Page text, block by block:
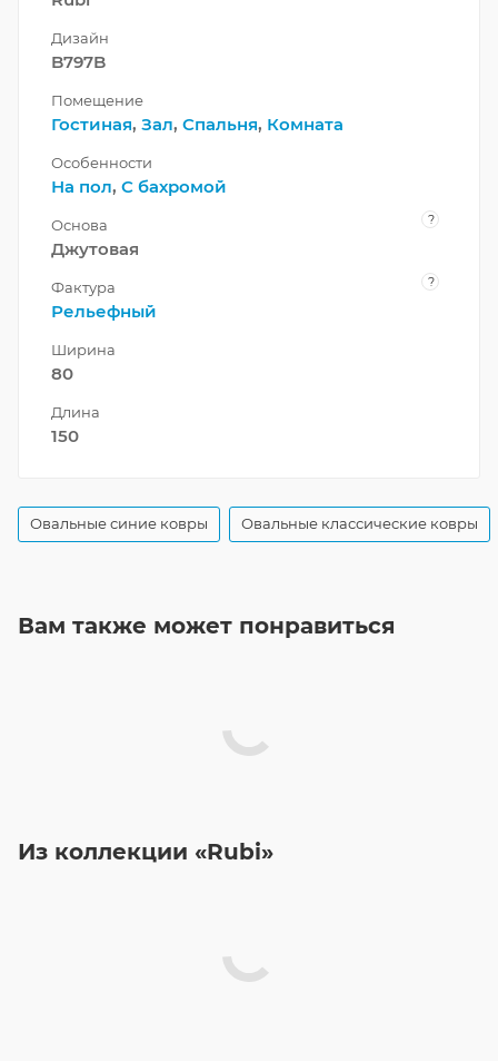
Дизайн
B797B
Помещение
Гостиная, Зал, Спальня, Комната
Особенности
На пол, С бахромой
Основа ?
Джутовая
Фактура ?
Рельефный
Ширина
80
Длина
150
Овальные синие ковры Овальные классические ковры
Вам также может понравиться
Из коллекции «Rubi»